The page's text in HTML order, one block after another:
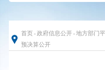
首页-政府信息公开-地方部门
预决算公开